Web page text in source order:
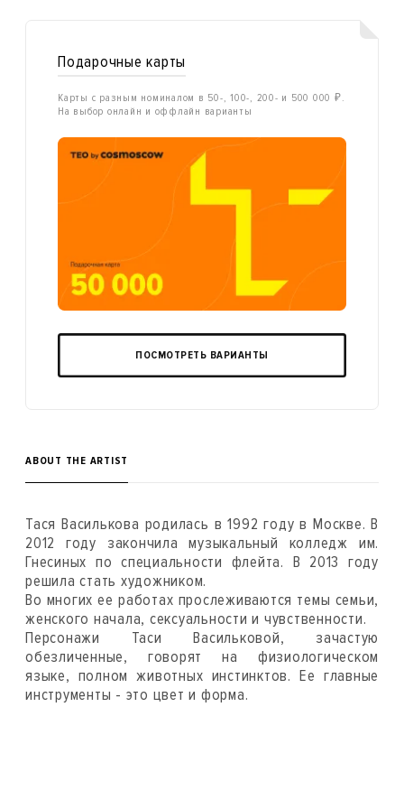
Подарочные карты
Карты с разным номиналом в 50-, 100-, 200- и 500 000 ₽.
На выбор онлайн и оффлайн варианты
ПОСМОТРЕТЬ ВАРИАНТЫ
ABOUT THE ARTIST
Тася Василькова родилась в 1992 году в Москве. В
2012 году закончила музыкальный колледж им.
Гнесиных по специальности флейта. В 2013 году
решила стать художником.
Во многих ее работах прослеживаются темы семьи,
женского начала, сексуальности и чувственности.
Персонажи Таси Васильковой, зачастую
обезличенные, говорят на физиологическом
языке, полном животных инстинктов. Ее главные
инструменты - это цвет и форма.